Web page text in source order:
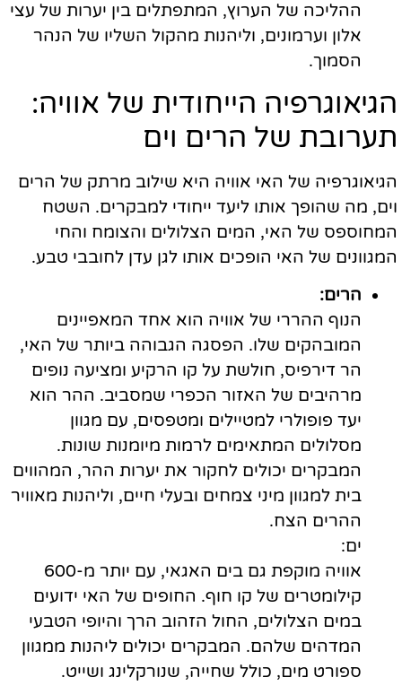
ההליכה של הערוץ, המתפתלים בין יערות של עצי
אלון וערמונים, וליהנות מהקול השליו של הנהר
הסמוך.
הגיאוגרפיה הייחודית של אוויה:
תערובת של הרים וים
הגיאוגרפיה של האי אוויה היא שילוב מרתק של הרים
וים, מה שהופך אותו ליעד ייחודי למבקרים. השטח
המחוספס של האי, המים הצלולים והצומח והחי
המגוונים של האי הופכים אותו לגן עדן לחובבי טבע.
הרים:
הנוף ההררי של אוויה הוא אחד המאפיינים
המובהקים שלו. הפסגה הגבוהה ביותר של האי,
הר דירפיס, חולשת על קו הרקיע ומציעה נופים
מרהיבים של האזור הכפרי שמסביב. ההר הוא
יעד פופולרי למטיילים ומטפסים, עם מגוון
מסלולים המתאימים לרמות מיומנות שונות.
המבקרים יכולים לחקור את יערות ההר, המהווים
בית למגוון מיני צמחים ובעלי חיים, וליהנות מאוויר
ההרים הצח.
ים:
אוויה מוקפת גם בים האגאי, עם יותר מ-600
קילומטרים של קו חוף. החופים של האי ידועים
במים הצלולים, החול הזהוב הרך והיופי הטבעי
המדהים שלהם. המבקרים יכולים ליהנות ממגוון
ספורט מים, כולל שחייה, שנורקלינג ושייט.